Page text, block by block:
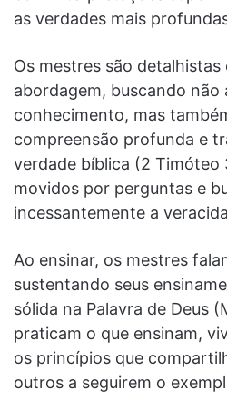
as verdades mais
Os mestres são detalhistas
abordagem, buscando
conhecimento, mas
compreensão profunda e
verdade bíblica (2 Timóteo
movidos por perguntas e
incessantemente a
Ao ensinar, os mestres
sustentando seus
sólida na Palavra de Deus
praticam o que ensinam,
os princípios que
outros a seguirem o